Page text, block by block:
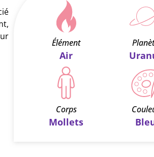
Élément
Air
Corps
Mollets